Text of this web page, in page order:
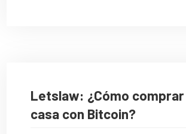
Letslaw: ¿Cómo comprar
casa con Bitcoin?